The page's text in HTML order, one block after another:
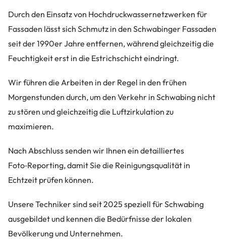
Durch den Einsatz von Hochdruckwassernetzwerken für
Fassaden lässt sich Schmutz in den Schwabinger Fassaden
seit der 1990er Jahre entfernen, während gleichzeitig die
Feuchtigkeit erst in die Estrichschicht eindringt.
Wir führen die Arbeiten in der Regel in den frühen
Morgenstunden durch, um den Verkehr in Schwabing nicht
zu stören und gleichzeitig die Luftzirkulation zu
maximieren.
Nach Abschluss senden wir Ihnen ein detailliertes
Foto‑Reporting, damit Sie die Reinigungsqualität in
Echtzeit prüfen können.
Unsere Techniker sind seit 2025 speziell für Schwabing
ausgebildet und kennen die Bedürfnisse der lokalen
Bevölkerung und Unternehmen.